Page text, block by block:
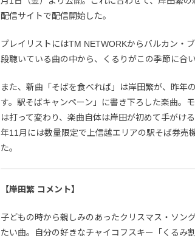
配信サイトで配信開始した。
プレイリストにはTM NETWORKからバルカン・
段聴いている曲の中から、くるりがこの季節に合
また、新曲「そばを食べれば」は岸田繁が、昨年
す。駅そばキャンペーン」に書き下ろした楽曲。
は打って変わり、楽曲自体は岸田が初めて手がけ
年11月には数量限定で上信越エリアの駅そば券売
た。
【岸田繁 コメント】
子どもの時から親しみのあったクリスマス・ソン
たい曲。自分の好きなチャイコフスキー「くるみ